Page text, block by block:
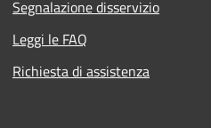
Segnalazione disservizio
Leggi le FAQ
Richiesta di assistenza